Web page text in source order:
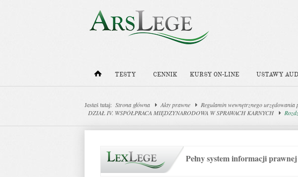
TESTY CENNIK KURSY ON-LINE USTAWY
Jesteś tutaj: Strona główna Akty prawne
Regulamin wewnętrznego
DZIAŁ IV. WSPÓŁPRACA MIĘDZYNARODOWA W SPRAWACH KARNYCH
Pełny system informacji